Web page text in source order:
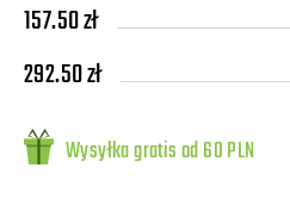
157.50 zł
292.50 zł
Wysyłka gratis od 60 PLN